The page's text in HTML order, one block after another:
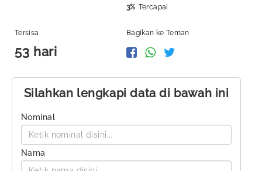
3% Tercapai
Tersisa
53 hari
Bagikan ke Teman
Silahkan lengkapi data di bawah ini
Nominal
Nama